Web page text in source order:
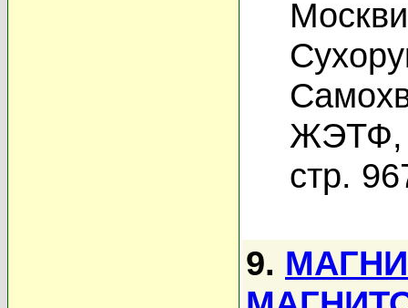
ЖЭТФ,
стр.
9.